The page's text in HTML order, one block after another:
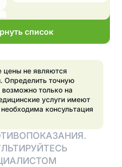
Эстетическая
стоматология
Поставить брекеты,
Эстетические
реставрации
Отбелить зубы
элайнеров
список
цены не являются
Определить точную
только на
услуги имеют
консультация